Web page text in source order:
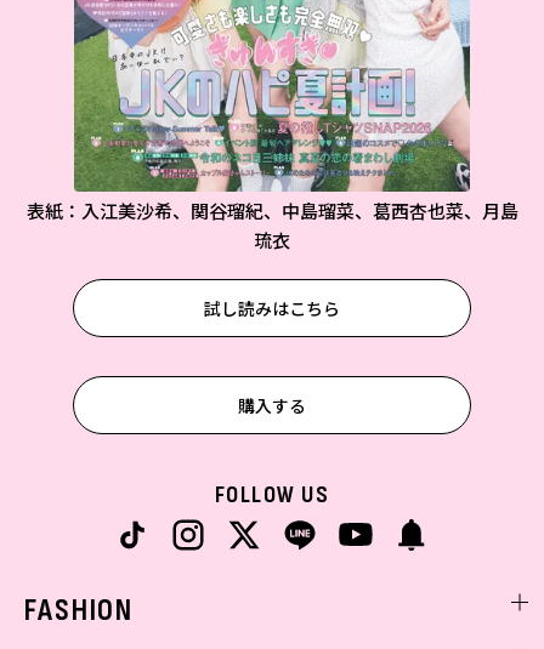
表紙：入江美沙希、関谷瑠紀、中島瑠菜、葛西杏也菜、月島
琉衣
試し読みはこちら
購入する
FOLLOW US
FASHION